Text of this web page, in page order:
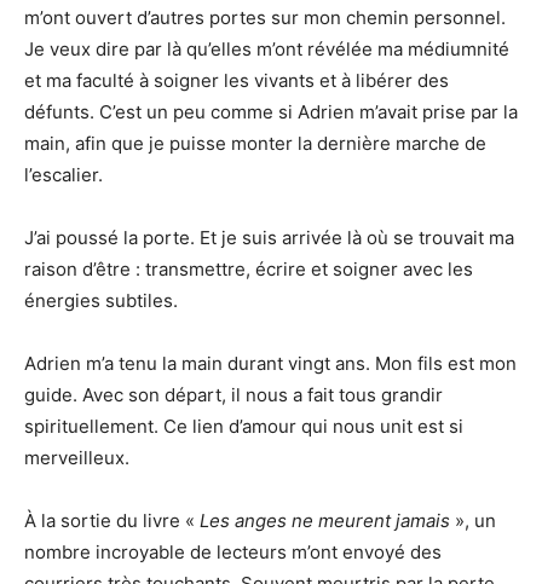
m’ont ouvert d’autres portes sur mon chemin personnel.
Je veux dire par là qu’elles m’ont révélée ma médiumnité
et ma faculté à soigner les vivants et à libérer des
défunts. C’est un peu comme si Adrien m’avait prise par la
main, afin que je puisse monter la dernière marche de
l’escalier.
J’ai poussé la porte. Et je suis arrivée là où se trouvait ma
raison d’être : transmettre, écrire et soigner avec les
énergies subtiles.
Adrien m’a tenu la main durant vingt ans. Mon fils est mon
guide. Avec son départ, il nous a fait tous grandir
spirituellement. Ce lien d’amour qui nous unit est si
merveilleux.
À la sortie du livre « Les anges ne meurent jamais », un
nombre incroyable de lecteurs m’ont envoyé des